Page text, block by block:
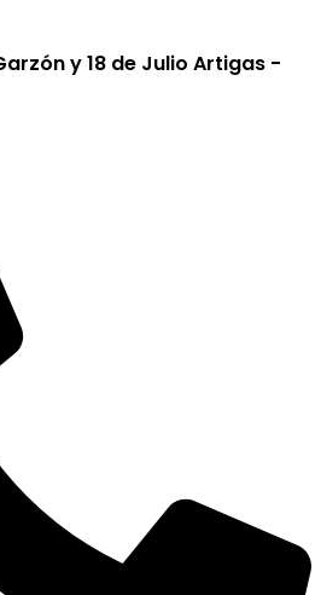
y 18 de Julio Artigas -